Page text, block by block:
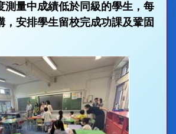
測量中成績低於同級的學生，每
，安排學生留校完成功課及鞏固